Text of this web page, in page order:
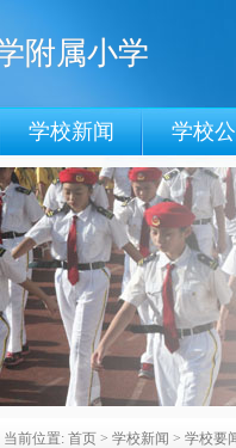
附属小学
学校新闻 学校
当前位置: 首页 > 学校新闻 > 学校要